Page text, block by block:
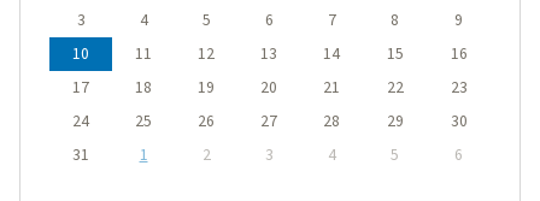
3
4 5 6 7 8
9
10
11 12 13 14 15
16
17
18 19 20 21 22
23
24
25 26 27 28 29
30
31
1 2 3 4 5 6